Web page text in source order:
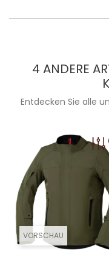
4 ANDERE
Entdecken Sie alle
VORSCHAU